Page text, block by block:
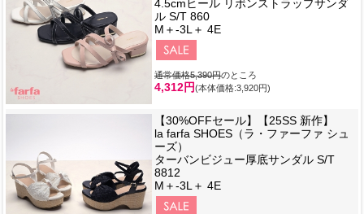
4.5cmヒール リボンストラップサンダ
ル S/T 860
M＋-3L＋ 4E
通常価格5,390円のところ
4,312円(本体価格:3,920円)
【30%OFFセール】【25SS 新作】
la farfa SHOES（ラ・ファーファ シュ
ーズ）
ターバンビジュー厚底サンダル S/T
8812
M＋-3L＋ 4E